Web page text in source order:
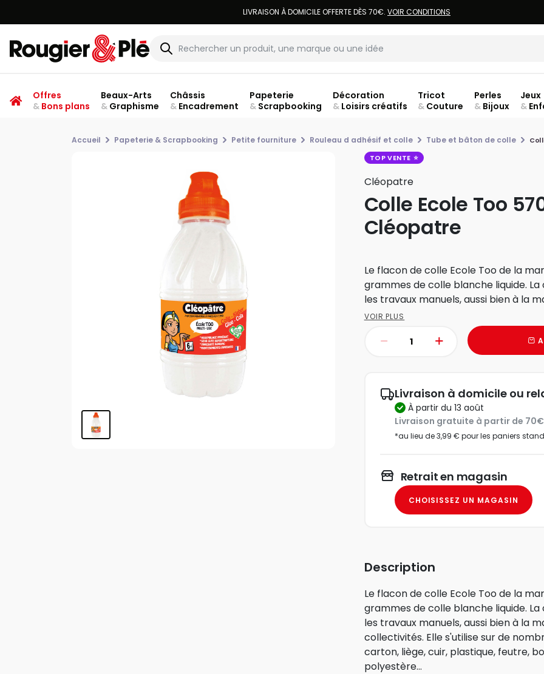
LIVRAISON À DOMICILE OFFERTE DÈS 70€.VOIR CONDITIONS
Offres
&Bons plans
Beaux-Arts
&Graphisme
Châssis
&Encadrement
Papeterie
&Scrapbooking
Décoration
&Loisirs créatifs
Tricot
& Couture
Perles
& Bijoux
Jeux
&
Accueil Papeterie & Scrapbooking Petite fourniture Rouleau d adhésif et colle Tube et bâton de colle
TOP VENTE
Cléopatre
Colle Ecole Too
Cléopatre
Le flacon de colle Ecole Too de la
grammes de colle blanche liquide.
les travaux manuels, aussi bien à la
VOIR PLUS
Livraison à domicile ou
à partir du 13 août
Livraison gratuite à partir de
*au lieu de 3,99 € pour les paniers
Retrait en magasin
CHOISISSEZ UN MAGASIN
Description
Le flacon de colle Ecole Too de la
grammes de colle blanche liquide.
les travaux manuels, aussi bien à la
collectivités. Elle s'utilise sur de
carton, liège, cuir, plastique, feutre,
polyestère…